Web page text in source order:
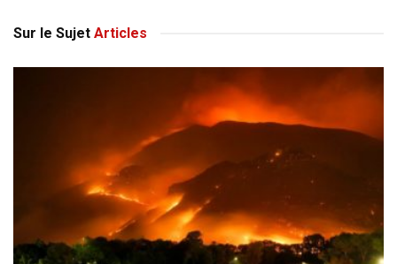
Sur le Sujet Articles